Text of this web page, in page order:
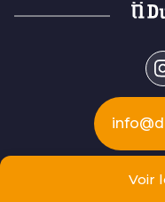
Voir
Our products